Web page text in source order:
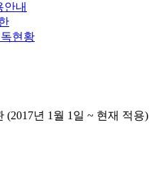
안내
현황
년 1월 1일 ~ 현재 적용)